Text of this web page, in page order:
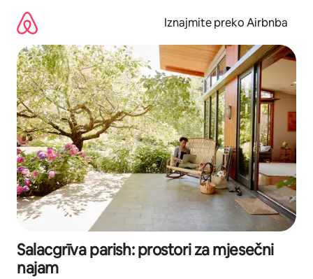
sadržaj
Iznajmite preko Airbnba
Salacgrīva parish: prostori za mjesečni
najam